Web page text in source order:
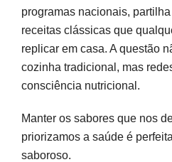
programas nacionais,
receitas clássicas que
replicar em casa. A questão
cozinha tradicional, mas
consciência nutricional.
Manter os sabores que nos
priorizamos a saúde é
saboroso.